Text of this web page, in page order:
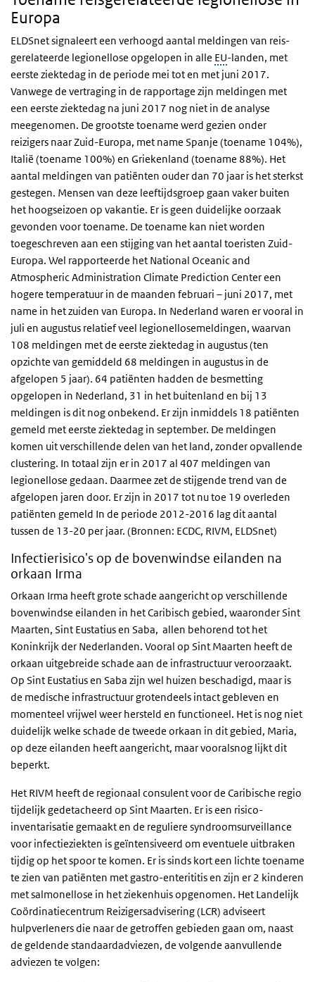
Europa
ELDSnet signaleert een verhoogd aantal meldingen van reis-
gerelateerde legionellose opgelopen in alle EU-landen, met
eerste ziektedag in de periode mei tot en met juni 2017.
Vanwege de vertraging in de rapportage zijn meldingen met
een eerste ziektedag na juni 2017 nog niet in de analyse
meegenomen. De grootste toename werd gezien onder
reizigers naar Zuid-Europa, met name Spanje (toename 104%),
Italië (toename 100%) en Griekenland (toename 88%). Het
aantal meldingen van patiënten ouder dan 70 jaar is het sterkst
gestegen. Mensen van deze leeftijdsgroep gaan vaker buiten
het hoogseizoen op vakantie. Er is geen duidelijke oorzaak
gevonden voor toename. De toename kan niet worden
toegeschreven aan een stijging van het aantal toeristen Zuid-
Europa. Wel rapporteerde het National Oceanic and
Atmospheric Administration Climate Prediction Centereen
hogere temperatuur in de maanden februari – juni 2017, met
name in het zuiden van Europa. In Nederland waren er vooral in
juli en augustus relatief veel legionellosemeldingen, waarvan
108 meldingen met de eerste ziektedag in augustus (ten
opzichte van gemiddeld 68 meldingen in augustus in de
afgelopen 5 jaar). 64 patiënten hadden de besmetting
opgelopen in Nederland, 31 in het buitenland en bij 13
meldingen is dit nog onbekend. Er zijn inmiddels 18 patiënten
gemeld met eerste ziektedag in september. De meldingen
komen uit verschillende delen van het land, zonder opvallende
clustering. In totaal zijn er in 2017 al 407 meldingen van
legionellose gedaan. Daarmee zet de stijgende trend van de
afgelopen jaren door. Er zijn in 2017 tot nu toe 19 overleden
patiënten gemeld In de periode 2012-2016 lag dit aantal
tussen de 13-20 per jaar. (Bronnen: ECDC, RIVM, ELDSnet)
Infectierisico's op de bovenwindse eilanden na
orkaan Irma
Orkaan Irma heeft grote schade aangericht op verschillende
bovenwindse eilanden in het Caribisch gebied, waaronder Sint
Maarten, Sint Eustatius en Saba, allen behorend tot het
Koninkrijk der Nederlanden. Vooral op Sint Maarten heeft de
orkaan uitgebreide schade aan de infrastructuur veroorzaakt.
Op Sint Eustatius en Saba zijn wel huizen beschadigd, maar is
de medische infrastructuur grotendeels intact gebleven en
momenteel vrijwel weer hersteld en functioneel. Het is nog niet
duidelijk welke schade de tweede orkaan in dit gebied, Maria,
op deze eilanden heeft aangericht, maar vooralsnog lijkt dit
beperkt.
Het RIVM heeft de regionaal consulent voor de Caribische regio
tijdelijk gedetacheerd op Sint Maarten. Er is een risico-
inventarisatie gemaakt en de reguliere syndroomsurveillance
voor infectieziekten is geïntensiveerd om eventuele uitbraken
tijdig op het spoor te komen. Er is sinds kort een lichte toename
te zien van patiënten met gastro-enterititis en zijn er 2 kinderen
met salmonellose in het ziekenhuis opgenomen. Het Landelijk
Coördinatiecentrum Reizigersadvisering (LCR) adviseert
hulpverleners die naar de getroffen gebieden gaan om, naast
de geldende standaardadviezen, de volgende aanvullende
adviezen te volgen: